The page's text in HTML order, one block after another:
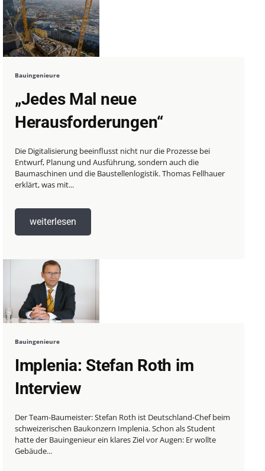
Bauingenieure
„Jedes Mal neue
Herausforderungen“
Die Digitalisierung beeinflusst nicht nur die Prozesse bei
Entwurf, Planung und Ausführung, sondern auch die
Baumaschinen und die Baustellenlogistik. Thomas Fellhauer
erklärt, was mit...
weiterlesen
Bauingenieure
Implenia: Stefan Roth im
Interview
Der Team-Baumeister: Stefan Roth ist Deutschland-Chef beim
schweizerischen Baukonzern Implenia. Schon als Student
hatte der Bauingenieur ein klares Ziel vor Augen: Er wollte
Gebäude...